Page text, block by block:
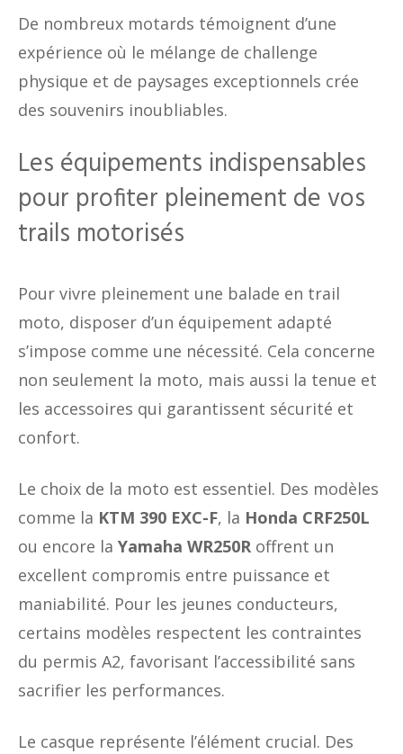
De nombreux motards témoignent d’une
expérience où le mélange de challenge
physique et de paysages exceptionnels crée
des souvenirs inoubliables.
Les équipements indispensables
pour profiter pleinement de vos
trails motorisés
Pour vivre pleinement une balade en trail
moto, disposer d’un équipement adapté
s’impose comme une nécessité. Cela concerne
non seulement la moto, mais aussi la tenue et
les accessoires qui garantissent sécurité et
confort.
Le choix de la moto est essentiel. Des modèles
comme la KTM 390 EXC-F, la Honda CRF250L
ou encore la Yamaha WR250R offrent un
excellent compromis entre puissance et
maniabilité. Pour les jeunes conducteurs,
certains modèles respectent les contraintes
du permis A2, favorisant l’accessibilité sans
sacrifier les performances.
Le casque représente l’élément crucial. Des